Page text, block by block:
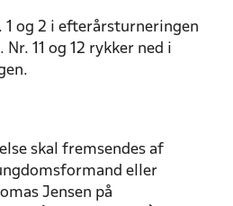
og 2 i efterårsturneringen
11 og 12 rykker ned i
skal fremsendes af
eller
Jensen på